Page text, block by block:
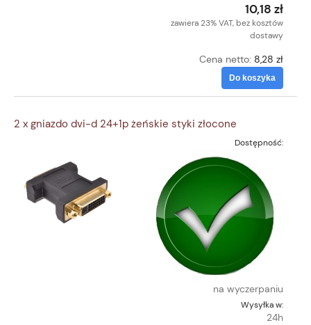
10,18 zł
zawiera 23% VAT, bez kosztów
dostawy
Cena netto: 8,28 zł
Do koszyka
2 x gniazdo dvi-d 24+1p żeńskie styki złocone
Dostępność:
na wyczerpaniu
Wysyłka w:
24h